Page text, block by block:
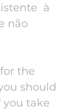
à
não
the
should
you take